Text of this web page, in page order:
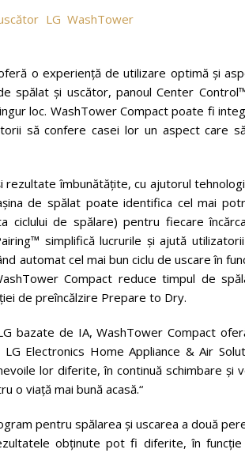
o experienţă de utilizare optimă şi
spălat şi uscător, panoul Center
loc. WashTower Compact poate fi
să confere casei lor un aspect care
îmbunătăţite, cu ajutorul
de spălat poate identifica cel mai
ciclului de spălare) pentru fiecare
simplifică lucrurile şi ajută
automat cel mai bun ciclu de uscare în
Compact reduce timpul de
de preîncălzire Prepare to Dry.
bazate de IA, WashTower Compact
Electronics Home Appliance & Air
lor diferite, în continuă schimbare şi
o viaţă mai bună acasă.“
pentru spălarea şi uscarea a două
obţinute pot fi diferite, în